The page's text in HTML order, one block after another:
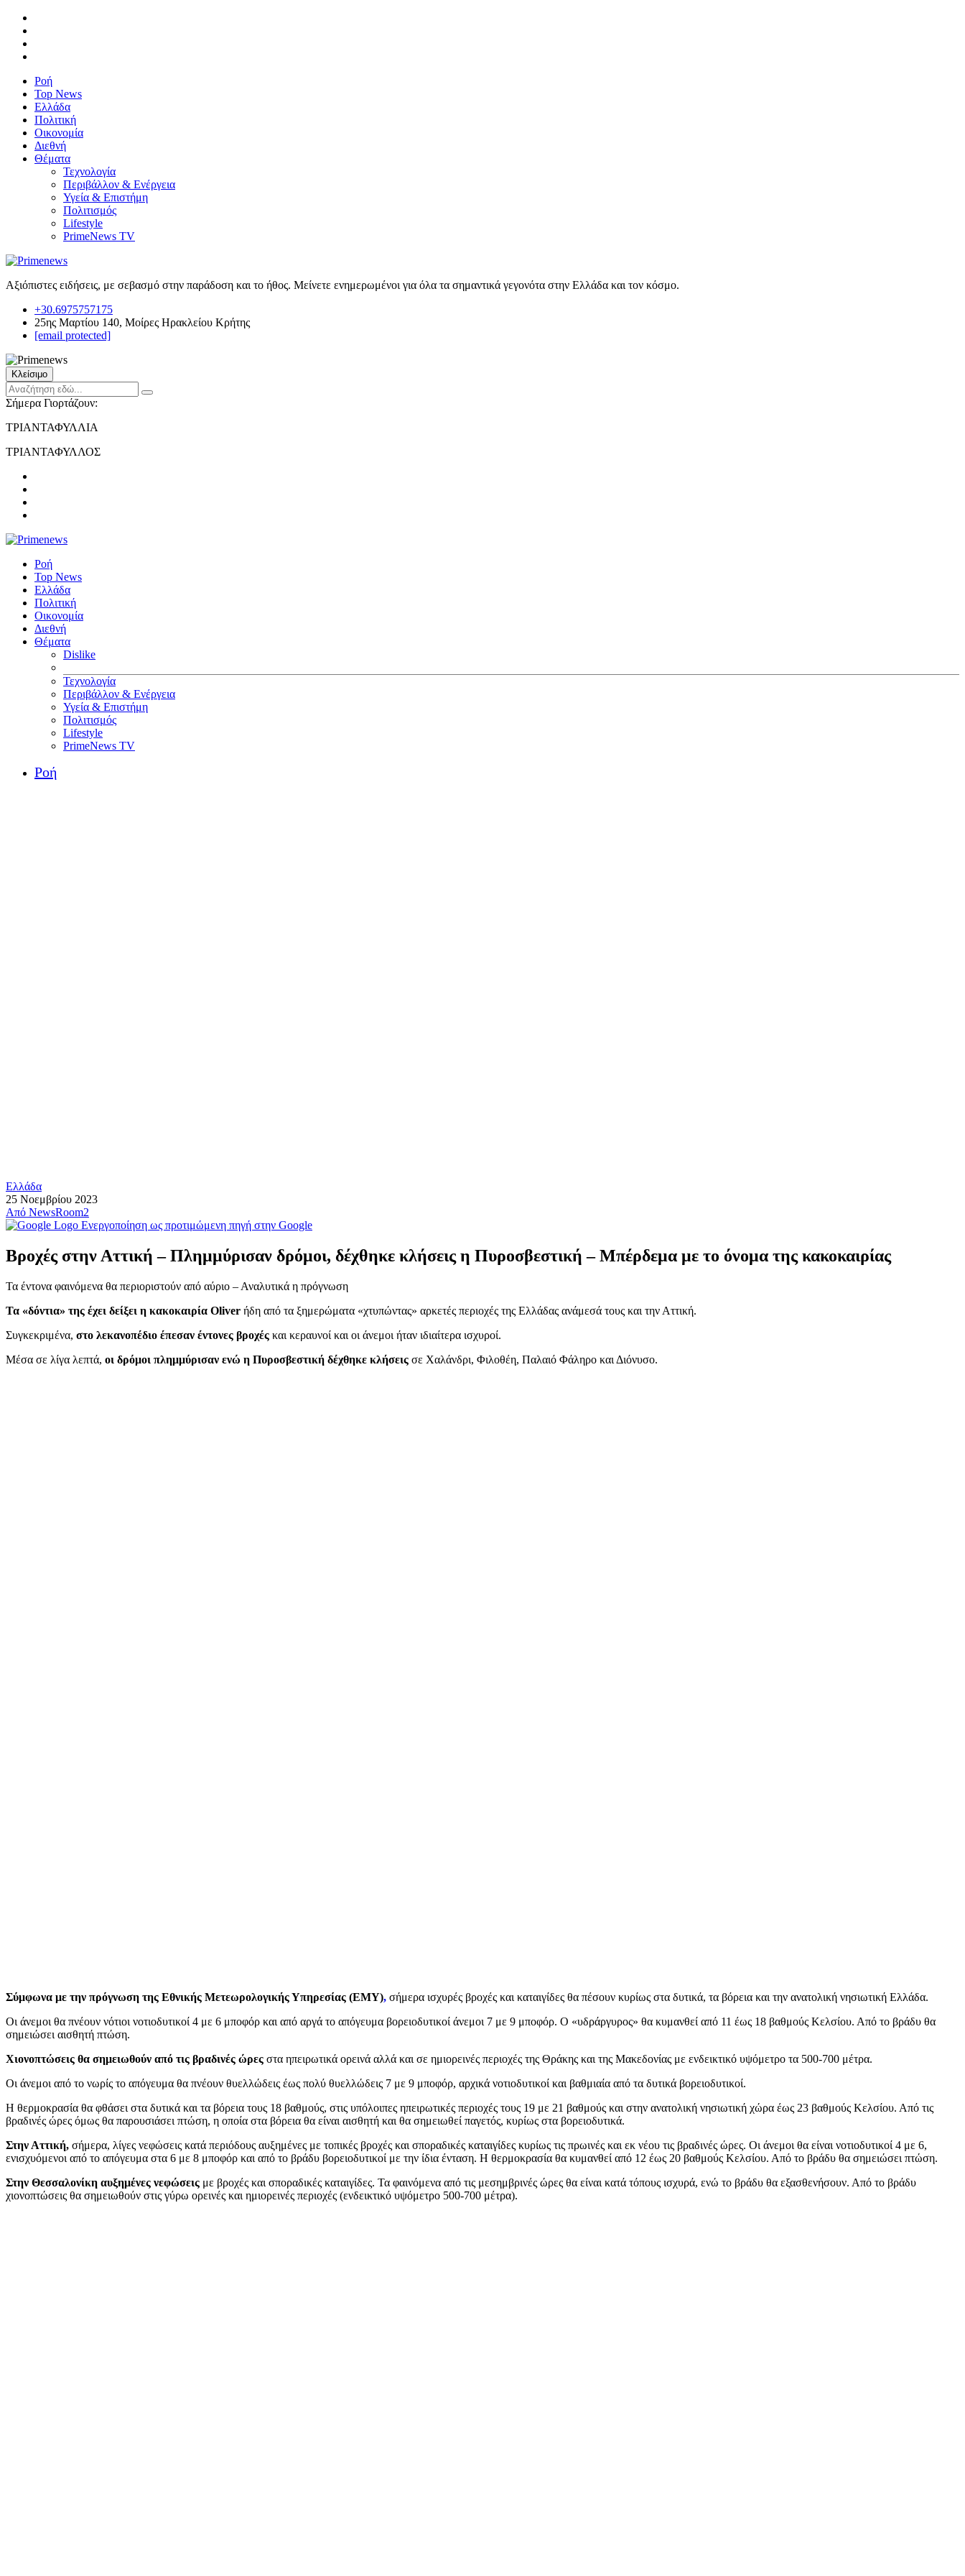
Ροή
Top News
Ελλάδα
Πολιτική
Οικονομία
Διεθνή
Θέματα
Τεχνολογία
Περιβάλλον & Ενέργεια
Υγεία & Επιστήμη
Πολιτισμός
Lifestyle
PrimeNews TV
Αξιόπιστες ειδήσεις, με σεβασμό στην παράδοση και το ήθος. Μείνετε ενημερωμένοι για όλα τα σημαντικά γεγονότα στην Ελλάδα και τον κόσμο.
+30.6975757175
25ης Μαρτίου 140, Μοίρες Ηρακλείου Κρήτης
[email protected]
Κλείσιμο
Σήμερα Γιορτάζουν:
ΤΡΙΑΝΤΑΦΥΛΛΙΑ
ΤΡΙΑΝΤΑΦΥΛΛΟΣ
Ροή
Top News
Ελλάδα
Πολιτική
Οικονομία
Διεθνή
Θέματα
Dislike
Τεχνολογία
Περιβάλλον & Ενέργεια
Υγεία & Επιστήμη
Πολιτισμός
Lifestyle
PrimeNews TV
Ροή
Ελλάδα
25 Νοεμβρίου 2023
Από NewsRoom2
Ενεργοποίηση ως προτιμώμενη πηγή στην Google
Βροχές στην Αττική – Πλημμύρισαν δρόμοι, δέχθηκε κλήσεις η Πυροσβεστική – Μπέρδεμα με το όνομα της κακοκαιρίας
Τα έντονα φαινόμενα θα περιοριστούν από αύριο – Αναλυτικά η πρόγνωση
Τα «δόντια» της έχει δείξει η κακοκαιρία Oliver ήδη από τα ξημερώματα «χτυπώντας» αρκετές περιοχές της Ελλάδας ανάμεσά τους και την Αττική.
Συγκεκριμένα, στο λεκανοπέδιο έπεσαν έντονες βροχές και κεραυνοί και οι άνεμοι ήταν ιδιαίτερα ισχυροί.
Μέσα σε λίγα λεπτά, οι δρόμοι πλημμύρισαν ενώ η Πυροσβεστική δέχθηκε κλήσεις σε Χαλάνδρι, Φιλοθέη, Παλαιό Φάληρο και Διόνυσο.
Σύμφωνα με την πρόγνωση της Εθνικής Μετεωρολογικής Υπηρεσίας (ΕΜΥ), σήμερα ισχυρές βροχές και καταιγίδες θα πέσουν κυρίως στα δυτικά, τα βόρεια και την ανατολική νησιωτική Ελλάδα.
Οι άνεμοι θα πνέουν νότιοι νοτιοδυτικοί 4 με 6 μποφόρ και από αργά το απόγευμα βορειοδυτικοί άνεμοι 7 με 9 μποφόρ. Ο «υδράργυρος» θα κυμανθεί από 11 έως 18 βαθμούς Κελσίου. Από το βράδυ θα
σημειώσει αισθητή πτώση.
Χιονοπτώσεις θα σημειωθούν από τις βραδινές ώρες στα ηπειρωτικά ορεινά αλλά και σε ημιορεινές περιοχές της Θράκης και της Μακεδονίας με ενδεικτικό υψόμετρο τα 500-700 μέτρα.
Οι άνεμοι από το νωρίς το απόγευμα θα πνέουν θυελλώδεις έως πολύ θυελλώδεις 7 με 9 μποφόρ, αρχικά νοτιοδυτικοί και βαθμιαία από τα δυτικά βορειοδυτικοί.
Η θερμοκρασία θα φθάσει στα δυτικά και τα βόρεια τους 18 βαθμούς, στις υπόλοιπες ηπειρωτικές περιοχές τους 19 με 21 βαθμούς και στην ανατολική νησιωτική χώρα έως 23 βαθμούς Κελσίου. Από τις
βραδινές ώρες όμως θα παρουσιάσει πτώση, η οποία στα βόρεια θα είναι αισθητή και θα σημειωθεί παγετός, κυρίως στα βορειοδυτικά.
Στην Αττική, σήμερα, λίγες νεφώσεις κατά περιόδους αυξημένες με τοπικές βροχές και σποραδικές καταιγίδες κυρίως τις πρωινές και εκ νέου τις βραδινές ώρες. Οι άνεμοι θα είναι νοτιοδυτικοί 4 με 6,
ενισχυόμενοι από το απόγευμα στα 6 με 8 μποφόρ και από το βράδυ βορειοδυτικοί με την ίδια ένταση. Η θερμοκρασία θα κυμανθεί από 12 έως 20 βαθμούς Κελσίου. Από το βράδυ θα σημειώσει πτώση.
Στην Θεσσαλονίκη αυξημένες νεφώσεις με βροχές και σποραδικές καταιγίδες. Τα φαινόμενα από τις μεσημβρινές ώρες θα είναι κατά τόπους ισχυρά, ενώ το βράδυ θα εξασθενήσουν. Από το βράδυ
χιονοπτώσεις θα σημειωθούν στις γύρω ορεινές και ημιορεινές περιοχές (ενδεικτικό υψόμετρο 500-700 μέτρα).